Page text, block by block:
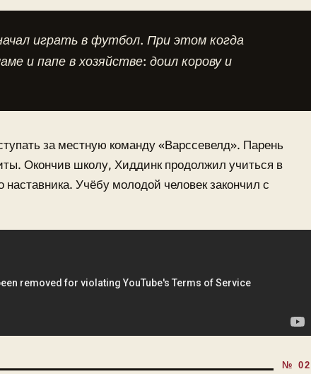
играть в футбол. При этом когда
и папе в хозяйстве: доил корову и
за местную команду «Варссевелд». Парень
Окончив школу, Хиддинк продолжил учиться в
наставника. Учёбу молодой человек закончил с